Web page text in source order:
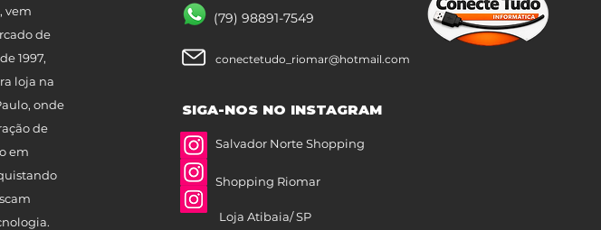
vem
de
1997,
loja na
onde
de
em
(79) 98891-7549
conectetudo_riomar@hotmail.com
SIGA-NOS NO INSTAGRAM
Salvador Norte Shopping
Shopping Riomar
Loja Atibaia/ SP